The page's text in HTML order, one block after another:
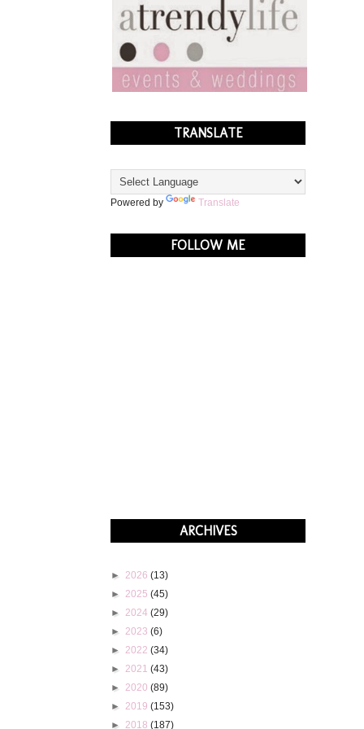
TRANSLATE
Powered by Translate
FOLLOW ME
ARCHIVES
► 2026 (13)
► 2025 (45)
► 2024 (29)
► 2023 (6)
► 2022 (34)
► 2021 (43)
► 2020 (89)
► 2019 (153)
► 2018 (187)